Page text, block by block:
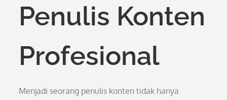
Penulis Konten
Profesional
Menjadi seorang penulis konten tidak hanya